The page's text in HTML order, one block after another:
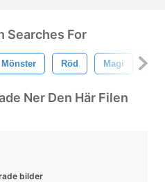
Searches For
Mönster Röd Magi
Ner Den Här Filen
bilder